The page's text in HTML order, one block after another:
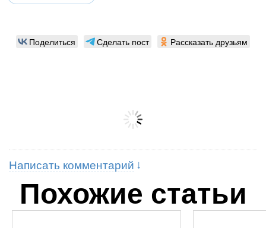
Поделиться Сделать пост Рассказать друзьям
Написать комментарий
Похожие статьи